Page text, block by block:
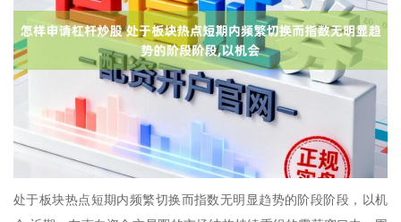
处于板块热点短期内频繁切换而指数无明显趋势的阶段阶段，以机